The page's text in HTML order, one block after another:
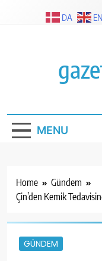
MENU
Home
Gündem
Çin’den Kemik
GÜNDEM
DA EN